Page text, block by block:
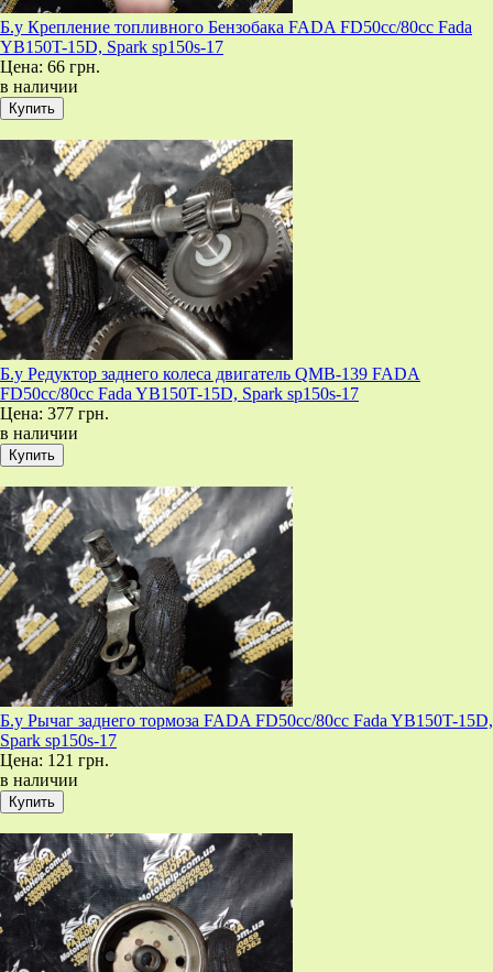
Б.у Крепление топливного Бензобака FADA FD50cc/80cc Fada
YB150T-15D, Spark sp150s-17
Цена: 66 грн.
в наличии
Б.у Редуктор заднего колеса двигатель QMB-139 FADA
FD50cc/80cc Fada YB150T-15D, Spark sp150s-17
Цена: 377 грн.
в наличии
Б.у Рычаг заднего тормоза FADA FD50cc/80cc Fada YB150T-15D,
Spark sp150s-17
Цена: 121 грн.
в наличии